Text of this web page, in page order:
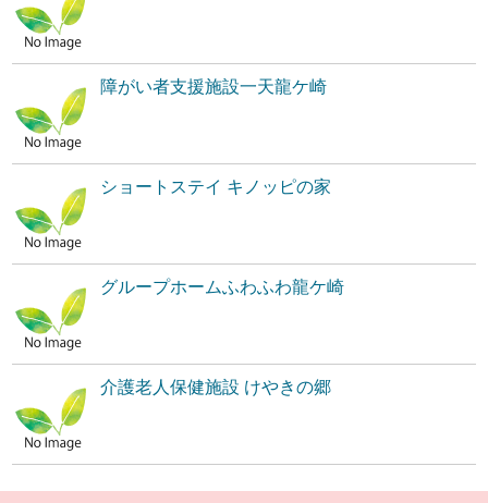
障がい者支援施設一天龍ケ崎
ショートステイ キノッピの家
グループホームふわふわ龍ケ崎
介護老人保健施設 けやきの郷